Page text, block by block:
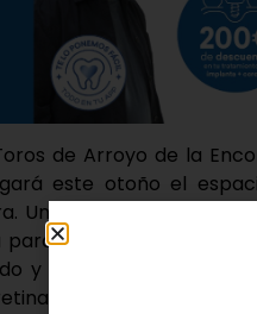
de Arroyo de la
este otoño el
Un emplazamiento
ofrecer al público
y el asistir a un
y el corazón de los